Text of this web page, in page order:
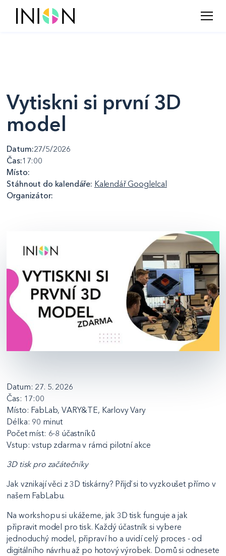
Vytiskni si první 3D
model
Datum:27/5/2026
Čas:17:00
Místo:
Stáhnout do kalendáře: Kalendář GoogleIcal
Organizátor:
Datum: 27. 5. 2026
Čas: 17:00
Místo: FabLab, VARY&TE, Karlovy Vary
Délka: 90 minut
Počet míst: 6-8 účastníků
Vstup: vstup zdarma v rámci pilotní akce
3D tisk pro začátečníky
Jak vznikají věci z 3D tiskárny? Přijď si to vyzkoušet přímo v
našem FabLabu.
Na workshopu si ukážeme, jak 3D tisk funguje a jak
připravit model pro tisk. Každý účastník si vybere
jednoduchý model, připraví ho a uvidí celý proces - od
digitálního návrhu až po hotový výrobek. Domů si odnesete